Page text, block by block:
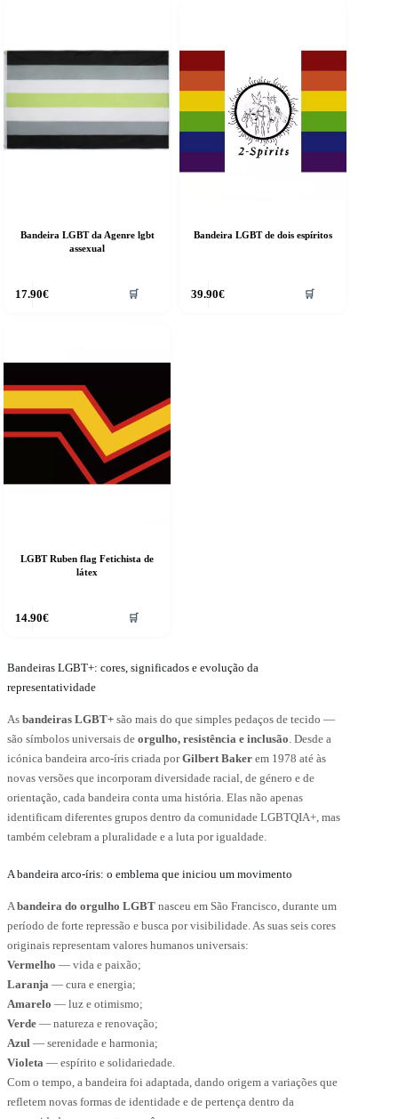
Bandeira LGBT da Agenre lgbt
assexual
17.90€ 🛒
Bandeira LGBT de dois espíritos
39.90€ 🛒
LGBT Ruben flag Fetichista de
látex
14.90€ 🛒
Bandeiras LGBT+: cores, significados e evolução da
representatividade
As bandeiras LGBT+ são mais do que simples pedaços de tecido —
são símbolos universais de orgulho, resistência e inclusão. Desde a
icónica bandeira arco-íris criada porGilbert Baker em 1978 até às
novas versões que incorporam diversidade racial, de género e de
orientação, cada bandeira conta uma história. Elas não apenas
identificam diferentes grupos dentro da comunidade LGBTQIA+, mas
também celebram a pluralidade e a luta por igualdade.
A bandeira arco-íris: o emblema que iniciou um movimento
A bandeira do orgulho LGBT nasceu em São Francisco, durante um
período de forte repressão e busca por visibilidade. As suas seis cores
originais representam valores humanos universais:
Vermelho — vida e paixão;
Laranja — cura e energia;
Amarelo — luz e otimismo;
Verde — natureza e renovação;
Azul — serenidade e harmonia;
Violeta — espírito e solidariedade.
Com o tempo, a bandeira foi adaptada, dando origem a variações que
refletem novas formas de identidade e de pertença dentro da